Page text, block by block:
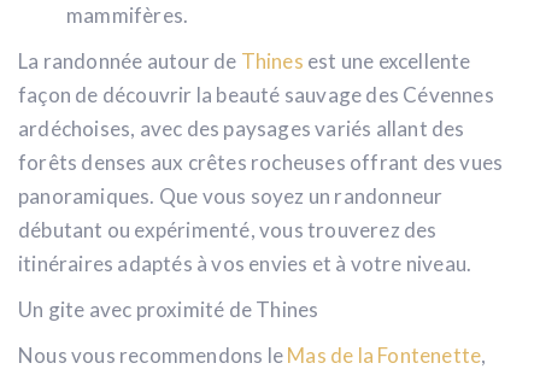
mammifères.
La randonnée autour de Thines est une excellente
façon de découvrir la beauté sauvage des Cévennes
ardéchoises, avec des paysages variés allant des
forêts denses aux crêtes rocheuses offrant des vues
panoramiques. Que vous soyez un randonneur
débutant ou expérimenté, vous trouverez des
itinéraires adaptés à vos envies et à votre niveau.
Un gite avec proximité de Thines
Nous vous recommendons leMas de la Fontenette,